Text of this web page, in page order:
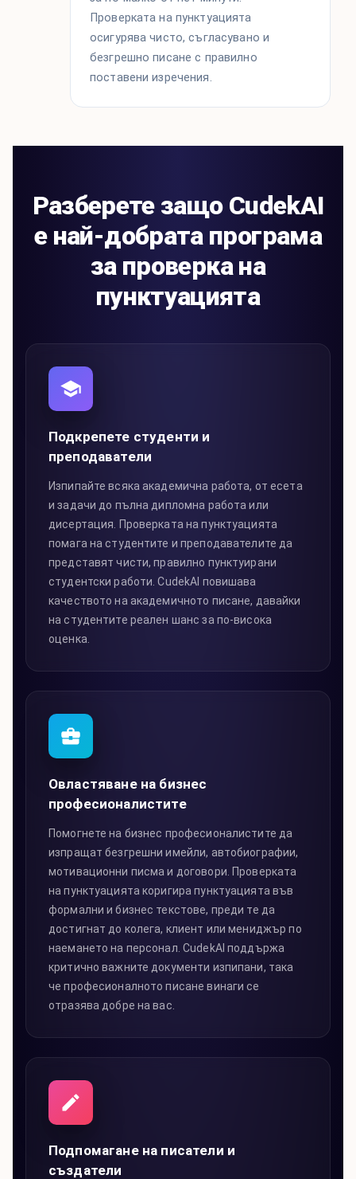
Проверката на пунктуацията
осигурява чисто, съгласувано и
безгрешно писане с правилно
поставени изречения.
Разберете защо CudekAI
е най-добрата програма
за проверка на
пунктуацията
Подкрепете студенти и
преподаватели
Изпипайте всяка академична работа, от есета
и задачи до пълна дипломна работа или
дисертация. Проверката на пунктуацията
помага на студентите и преподавателите да
представят чисти, правилно пунктуирани
студентски работи. CudekAI повишава
качеството на академичното писане, давайки
на студентите реален шанс за по-висока
оценка.
Овластяване на бизнес
професионалистите
Помогнете на бизнес професионалистите да
изпращат безгрешни имейли, автобиографии,
мотивационни писма и договори. Проверката
на пунктуацията коригира пунктуацията във
формални и бизнес текстове, преди те да
достигнат до колега, клиент или мениджър по
наемането на персонал. CudekAI поддържа
критично важните документи изпипани, така
че професионалното писане винаги се
отразява добре на вас.
Подпомагане на писатели и
създатели